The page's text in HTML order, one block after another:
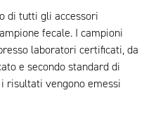
di tutti gli accessori
fecale. I campioni
laboratori certificati, da
e secondo standard di
risultati vengono emessi